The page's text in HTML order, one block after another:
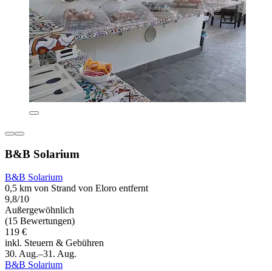
B&B Solarium
B&B Solarium
0,5 km von Strand von Eloro entfernt
9,8/10
Außergewöhnlich
(15 Bewertungen)
119 €
inkl. Steuern & Gebühren
30. Aug.–31. Aug.
B&B Solarium